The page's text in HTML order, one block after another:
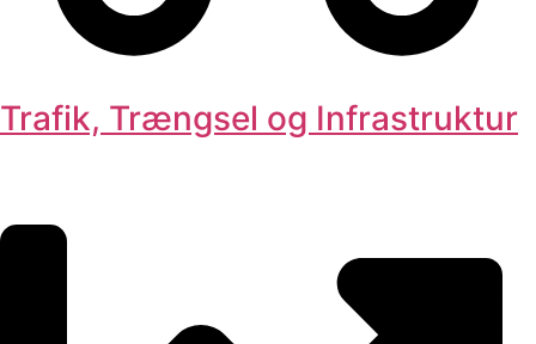
Trafik, Trængsel og Infrastruktur